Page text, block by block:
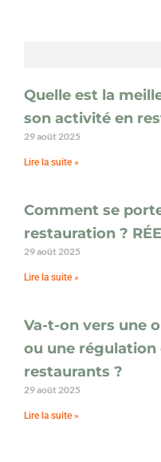
Quelle est la
son activité en
29 août 2025
Lire la suite »
Comment se
restauration ?
29 août 2025
Lire la suite »
Va-t-on vers une
ou une régulation
restaurants ?
29 août 2025
Lire la suite »